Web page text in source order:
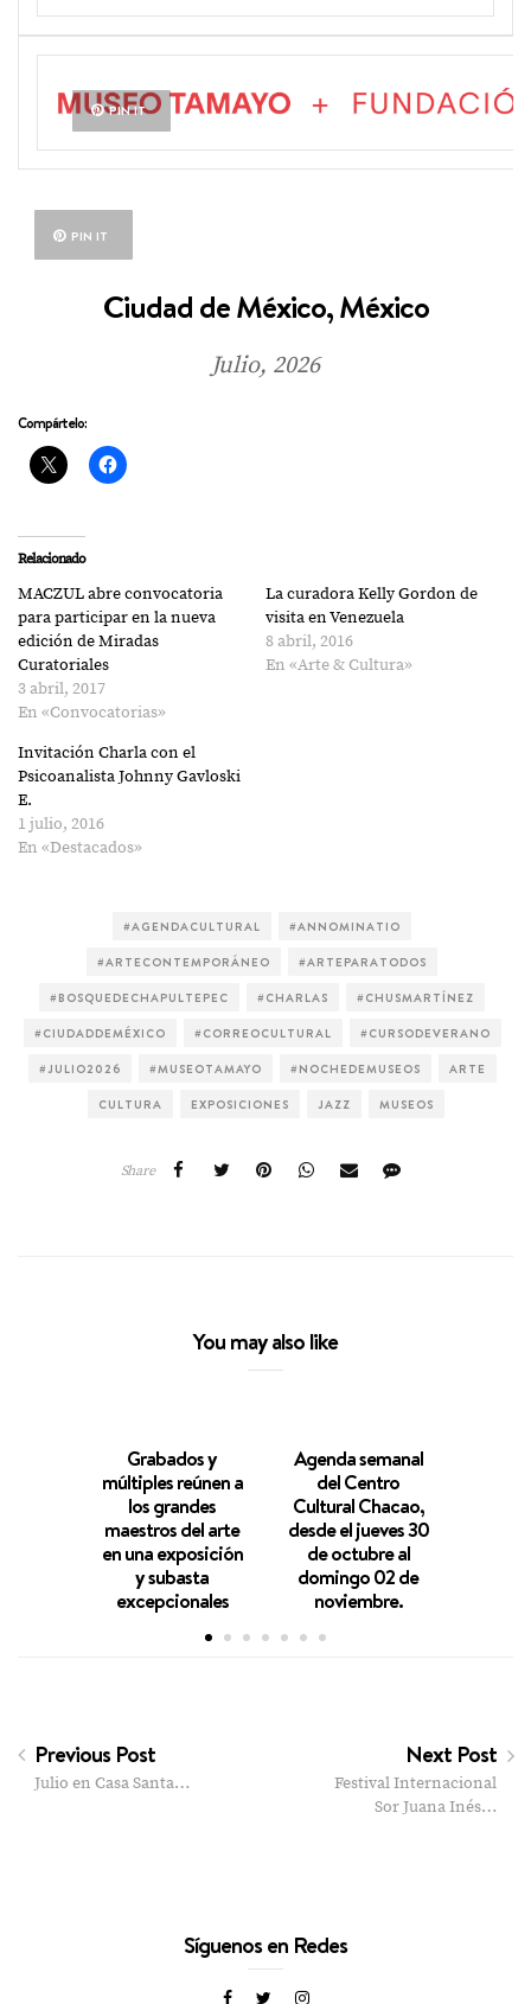
PIN IT
PIN IT
Ciudad de México, México
Julio, 2026
Compártelo:
Relacionado
MACZUL abre convocatoria
para participar en la nueva
edición de Miradas
Curatoriales
3 abril, 2017
En «Convocatorias»
La curadora Kelly Gordon de
visita en Venezuela
8 abril, 2016
En «Arte & Cultura»
Invitación Charla con el
Psicoanalista Johnny Gavloski
E.
1 julio, 2016
En «Destacados»
#AGENDACULTURAL #ANNOMINATIO
#ARTECONTEMPORÁNEO #ARTEPARATODOS
#BOSQUEDECHAPULTEPEC #CHARLAS #CHUSMARTÍNEZ
#CIUDADDEMÉXICO #CORREOCULTURAL #CURSODEVERANO
#JULIO2026 #MUSEOTAMAYO #NOCHEDEMUSEOS ARTE
CULTURA EXPOSICIONES JAZZ MUSEOS
Share
You may also like
Grabados y
múltiples reúnen a
los grandes
maestros del arte
en una exposición
y subasta
excepcionales
Agenda semanal
del Centro
Cultural Chacao,
desde el jueves 30
de octubre al
domingo 02 de
noviembre.
Previous Post
Julio en Casa Santa…
Next Post
Festival Internacional
Sor Juana Inés…
Síguenos en Redes